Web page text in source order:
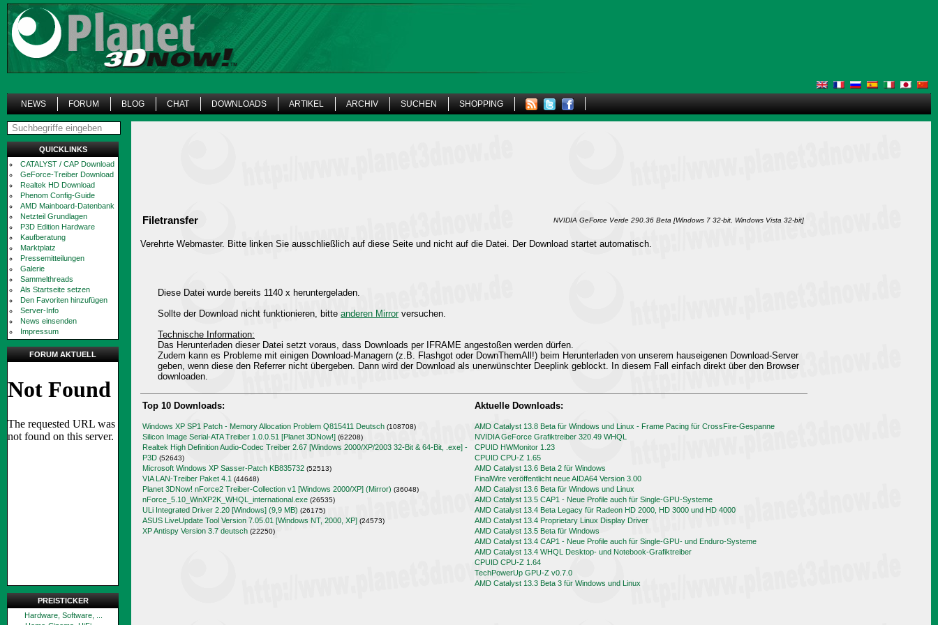
NEWS FORUM BLOG CHAT DOWNLOADS ARTIKEL ARCHIV SUCHEN SHOPPING
QUICKLINKS
CATALYST / CAP Download
GeForce-Treiber Download
Realtek HD Download
Phenom Config-Guide
AMD Mainboard-Datenbank
Netzteil Grundlagen
P3D Edition Hardware
Kaufberatung
Marktplatz
Pressemitteilungen
Galerie
Sammelthreads
Als Startseite setzen
Den Favoriten hinzufügen
Server-Info
News einsenden
Impressum
FORUM AKTUELL
PREISTICKER
Hardware, Software, ...
Filetransfer NVIDIA GeForce Verde 290.36 Beta [Windows 7 32-bit, Windows Vista 32-bit]
Verehrte Webmaster. Bitte linken Sie ausschließlich auf diese Seite und nicht auf die Datei. Der Download startet automatisch.
Diese Datei wurde bereits 1140 x heruntergeladen.
Sollte der Download nicht funktionieren, bitte anderen Mirrorversuchen.
Technische Information:
Das Herunterladen dieser Datei setzt voraus, dass Downloads per IFRAME angestoßen werden dürfen.
Zudem kann es Probleme mit einigen Download-Managern (z.B. Flashgot oder DownThemAll!) beim Herunterladen von unserem hauseigenen Download-Server
geben, wenn diese den Referrer nicht übergeben. Dann wird der Download als unerwünschter Deeplink geblockt. In diesem Fall einfach direkt über den Browser
downloaden.
Top 10 Downloads:
Windows XP SP1 Patch - Memory Allocation Problem Q815411 Deutsch (108708)
Silicon Image Serial-ATA Treiber 1.0.0.51 [Planet 3DNow!] (62208)
Realtek High Definition Audio-Codec Treiber 2.67 [Windows 2000/XP/2003 32-Bit & 64-Bit, .exe] -
P3D (52643)
Microsoft Windows XP Sasser-Patch KB835732 (52513)
VIA LAN-Treiber Paket 4.1 (44648)
Planet 3DNow! nForce2 Treiber-Collection v1 [Windows 2000/XP] (Mirror) (36048)
nForce_5.10_WinXP2K_WHQL_international.exe (26535)
ULi Integrated Driver 2.20 [Windows] (9,9 MB) (26175)
ASUS LiveUpdate Tool Version 7.05.01 [Windows NT, 2000, XP] (24573)
XP Antispy Version 3.7 deutsch (22250)
Aktuelle Downloads:
AMD Catalyst 13.8 Beta für Windows und Linux - Frame Pacing für CrossFire-Gespanne
NVIDIA GeForce Grafiktreiber 320.49 WHQL
CPUID HWMonitor 1.23
CPUID CPU-Z 1.65
AMD Catalyst 13.6 Beta 2 für Windows
FinalWire veröffentlicht neue AIDA64 Version 3.00
AMD Catalyst 13.6 Beta für Windows und Linux
AMD Catalyst 13.5 CAP1 - Neue Profile auch für Single-GPU-Systeme
AMD Catalyst 13.4 Beta Legacy für Radeon HD 2000, HD 3000 und HD 4000
AMD Catalyst 13.4 Proprietary Linux Display Driver
AMD Catalyst 13.5 Beta für Windows
AMD Catalyst 13.4 CAP1 - Neue Profile auch für Single-GPU- und Enduro-Systeme
AMD Catalyst 13.4 WHQL Desktop- und Notebook-Grafiktreiber
CPUID CPU-Z 1.64
TechPowerUp GPU-Z v0.7.0
AMD Catalyst 13.3 Beta 3 für Windows und Linux